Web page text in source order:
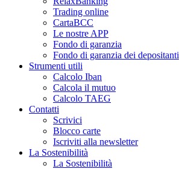
Trading online
CartaBCC
Le nostre APP
Fondo di garanzia
Fondo di garanzia dei depositanti
Strumenti utili
Calcolo Iban
Calcola il mutuo
Calcolo TAEG
Contatti
Scrivici
Blocco carte
Iscriviti alla newsletter
La Sostenibilità
La Sostenibilità